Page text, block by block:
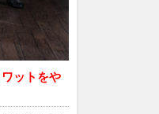
ットをや